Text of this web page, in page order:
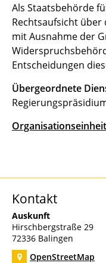
Kontakt
Auskunft
Hirschbergstraße 29
72336 Balingen
OpenStreetMap
Als Staatsbehörde
Rechtsaufsicht über
mit Ausnahme der
Entscheidungen
Übergeordnete